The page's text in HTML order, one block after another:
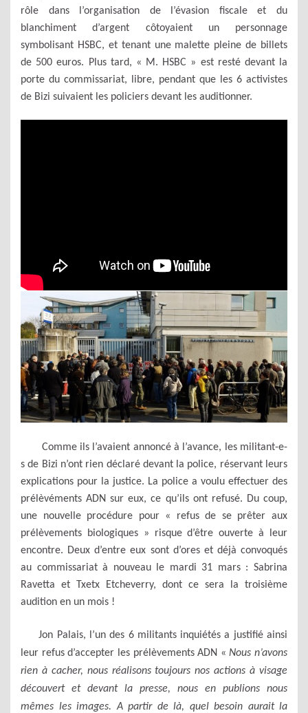
rôle dans l’organisation de l’évasion fiscale et du
blanchiment d’argent côtoyaient un personnage
symbolisant HSBC, et tenant une malette pleine de billets
de 500 euros. Plus tard, « M. HSBC » est resté devant la
porte du commissariat, libre, pendant que les 6 activistes
de Bizi suivaient les policiers devant les auditionner.
Comme ils l’avaient annoncé à l’avance, les militant-e-
s de Bizi n’ont rien déclaré devant la police, réservant leurs
explications pour la justice. La police a voulu effectuer des
prélèvéments ADN sur eux, ce qu’ils ont refusé. Du coup,
une nouvelle procédure pour « refus de se prêter aux
prélèvements biologiques » risque d’être ouverte à leur
encontre. Deux d’entre eux sont d’ores et déjà convoqués
au commissariat à nouveau le mardi 31 mars : Sabrina
Ravetta et Txetx Etcheverry, dont ce sera la troisième
audition en un mois !
Jon Palais, l’un des 6 militants inquiétés a justifié ainsi
leur refus d’accepter les prélèvements ADN «Nous n’avons
rien à cacher, nous réalisons toujours nos actions à visage
découvert et devant la presse, nous en publions nous
mêmes les images. A partir de là, quel besoin aurait la